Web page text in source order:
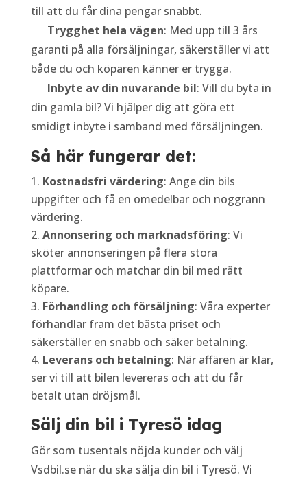
till att du får dina pengar snabbt.
Trygghet hela vägen: Med upp till 3 års
garanti på alla försäljningar, säkerställer vi att
både du och köparen känner er trygga.
Inbyte av din nuvarande bil: Vill du byta in
din gamla bil? Vi hjälper dig att göra ett
smidigt inbyte i samband med försäljningen.
Så här fungerar det:
Kostnadsfri värdering: Ange din bils
uppgifter och få en omedelbar och noggrann
värdering.
Annonsering och marknadsföring: Vi
sköter annonseringen på flera stora
plattformar och matchar din bil med rätt
köpare.
Förhandling och försäljning: Våra experter
förhandlar fram det bästa priset och
säkerställer en snabb och säker betalning.
Leverans och betalning: När affären är klar,
ser vi till att bilen levereras och att du får
betalt utan dröjsmål.
Sälj din bil i Tyresö idag
Gör som tusentals nöjda kunder och välj
Vsdbil.se när du ska sälja din bil i Tyresö. Vi